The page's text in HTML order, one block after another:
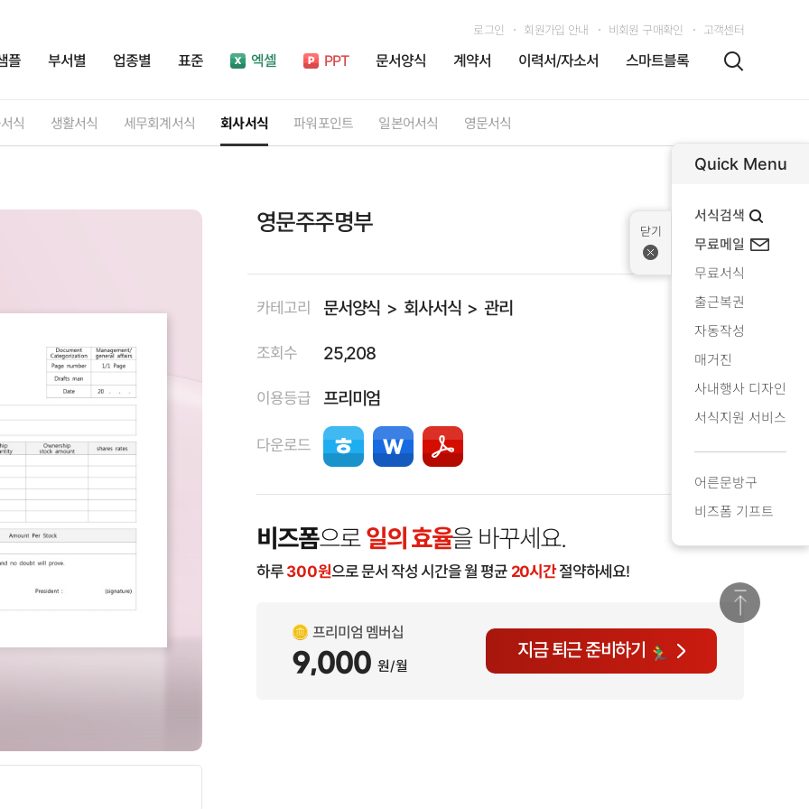
플 부서별 업종별 표준 엑셀 PPT 문서양식 계약서 이력서/자소서 스마트블록
로그인 회원가입 안내 비회원 구매확인 고객센터
식 생활서식 세무회계서식 회사서식 파워포인트 일본어서식 영문서식
영문주주명부
카테고리 문서양식 회사서식 관리
조회수 25,208
이용등급 프리미엄
다운로드
비즈폼으로일의 효율을 바꾸세요.
하루 300원으로 문서 작성 시간을 월 평균 20시간절약하세요!
프리미엄 멤버십
9,000 원/월
지금 퇴근 준비하기
Quick Menu
서식검색
무료메일
무료서식
출근복권
자동작성
매거진
사내행사 디자인
서식지원 서비스
어른문방구
비즈폼 기프트